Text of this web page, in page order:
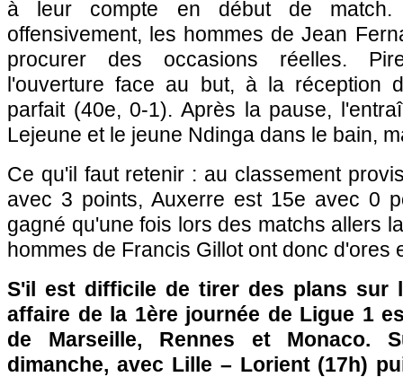
à leur compte en début de match.
offensivement, les hommes de Jean
procurer des occasions réelles.
l'ouverture face au but, à la réception
parfait (40e, 0-1). Après la pause,
Lejeune et le jeune Ndinga dans le bain,
Ce qu'il faut retenir : au classement
avec 3 points, Auxerre est 15e avec 0
gagné qu'une fois lors des matchs allers
hommes de Francis Gillot ont donc d'ores
S'il est difficile de tirer des plans sur
affaire de la 1ère journée de Ligue 1
de Marseille, Rennes et Monaco.
dimanche, avec Lille – Lorient (17h)